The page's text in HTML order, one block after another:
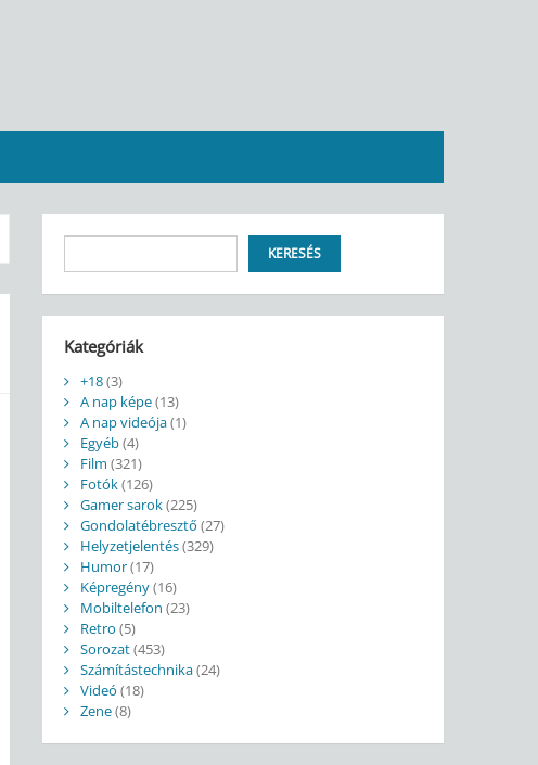
KERESÉS
Kategóriák
+18(3)
A nap képe(13)
A nap videója(1)
Egyéb(4)
Film (321)
Fotók(126)
Gamer sarok(225)
Gondolatébresztő (27)
Helyzetjelentés(329)
Humor(17)
Képregény(16)
Mobiltelefon (23)
Retro (5)
Sorozat(453)
Számítástechnika(24)
Videó (18)
Zene(8)